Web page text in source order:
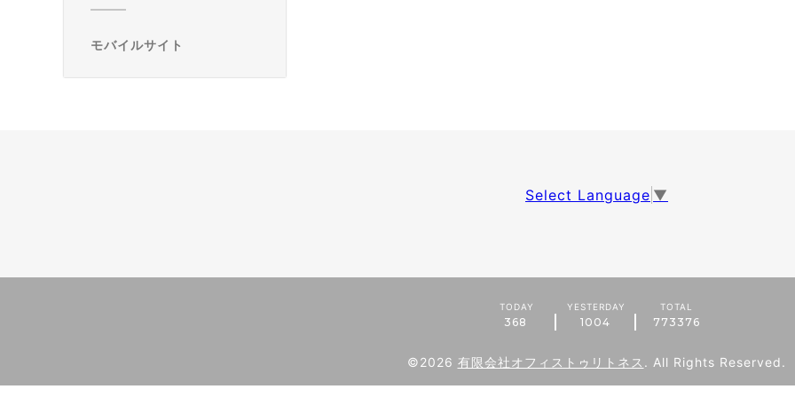
モバイルサイト
Select Language ▼
TODAY
368
YESTERDAY
1004
TOTAL
773376
©2026 有限会社オフィストゥリトネス . All Rights Reserved.